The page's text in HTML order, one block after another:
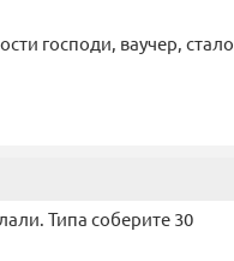
господи, ваучер, стало
Типа соберите 30